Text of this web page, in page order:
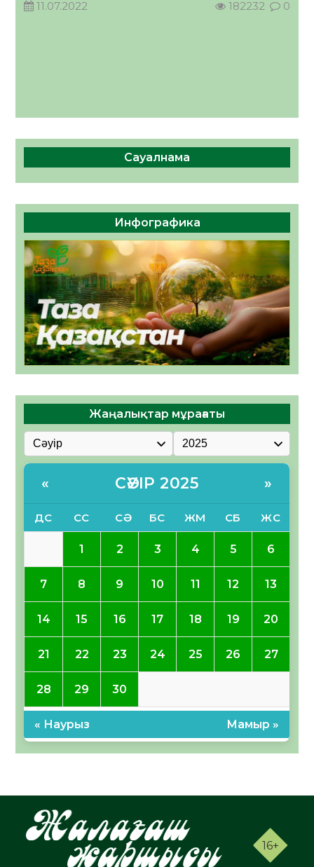
11.07.2022
182232 0
Сауалнама
Инфографика
Жаңалықтар мұрағаты
« СӘУІР 2025 »
ДС СС СӘ БС ЖМ СБ ЖС
1 2 3 4 5 6
7 8 9 10 11 12 13
14 15 16 17 18 19 20
21 22 23 24 25 26 27
28 29 30
« Наурыз Мамыр »
16+